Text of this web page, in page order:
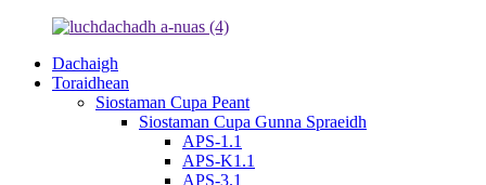
Dachaigh
Toraidhean
Siostaman Cupa Peant
Siostaman Cupa Gunna Spraeidh
APS-1.1
APS-K1.1
APS-3.1